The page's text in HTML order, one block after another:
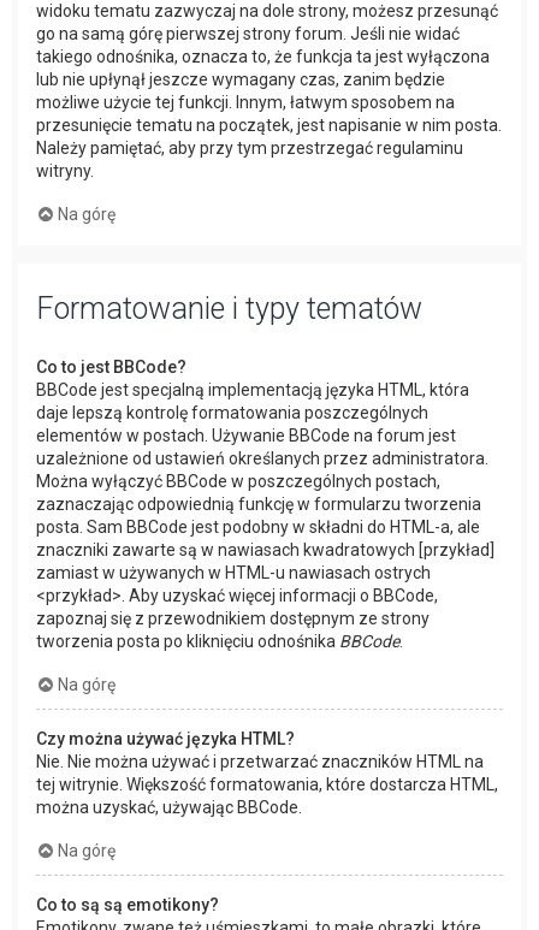
widoku tematu zazwyczaj na dole strony, możesz przesunąć
go na samą górę pierwszej strony forum. Jeśli nie widać
takiego odnośnika, oznacza to, że funkcja ta jest wyłączona
lub nie upłynął jeszcze wymagany czas, zanim będzie
możliwe użycie tej funkcji. Innym, łatwym sposobem na
przesunięcie tematu na początek, jest napisanie w nim posta.
Należy pamiętać, aby przy tym przestrzegać regulaminu
witryny.
Na górę
Formatowanie i typy tematów
Co to jest BBCode?
BBCode jest specjalną implementacją języka HTML, która
daje lepszą kontrolę formatowania poszczególnych
elementów w postach. Używanie BBCode na forum jest
uzależnione od ustawień określanych przez administratora.
Można wyłączyć BBCode w poszczególnych postach,
zaznaczając odpowiednią funkcję w formularzu tworzenia
posta. Sam BBCode jest podobny w składni do HTML-a, ale
znaczniki zawarte są w nawiasach kwadratowych [przykład]
zamiast w używanych w HTML-u nawiasach ostrych
<przykład>. Aby uzyskać więcej informacji o BBCode,
zapoznaj się z przewodnikiem dostępnym ze strony
tworzenia posta po kliknięciu odnośnika BBCode.
Na górę
Czy można używać języka HTML?
Nie. Nie można używać i przetwarzać znaczników HTML na
tej witrynie. Większość formatowania, które dostarcza HTML,
można uzyskać, używając BBCode.
Na górę
Co to są są emotikony?